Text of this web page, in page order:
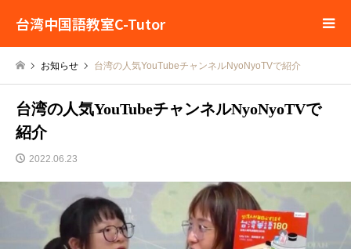
台湾中国語教室C-Tutor
お知らせ 台湾の人気YouTubeチャンネルNyoNyoTVで紹介
台湾の人気YouTubeチャンネルNyoNyoTVで
紹介
2022.06.23